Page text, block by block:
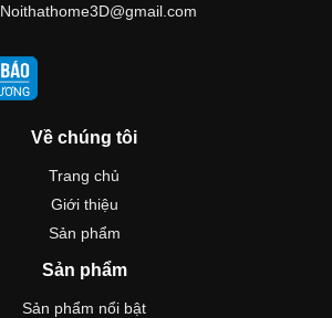
Noithathome3D@gmail.com
Về chúng tôi
Trang chủ
Giới thiệu
Sản phẩm
Sản phẩm
Sản phẩm nổi bật